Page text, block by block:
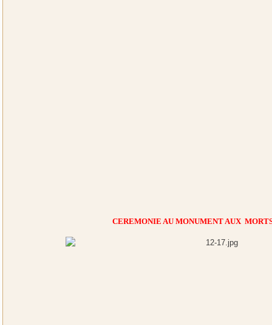
CEREMONIE AU MONUMENT AUX